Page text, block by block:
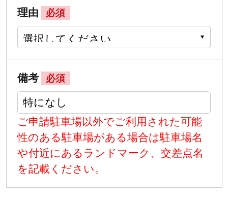
理由 必須
備考 必須
ご申請駐車場以外でご利用された可能
性のある駐車場がある場合は駐車場名
や付近にあるランドマーク、交差点名
を記載ください。